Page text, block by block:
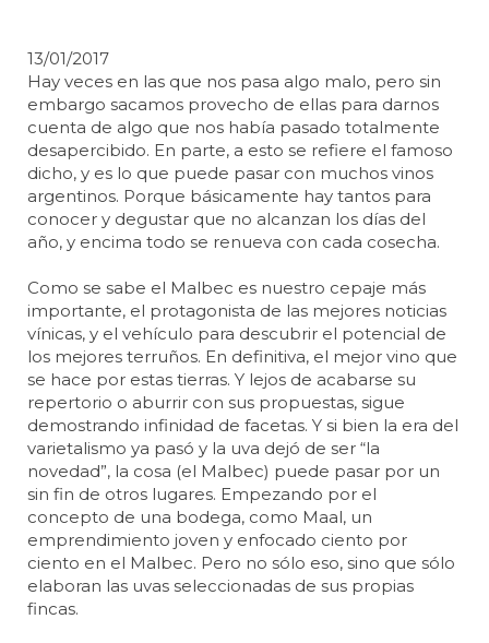
13/01/2017
Hay veces en las que nos pasa algo malo, pero sin
embargo sacamos provecho de ellas para darnos
cuenta de algo que nos había pasado totalmente
desapercibido. En parte, a esto se refiere el famoso
dicho, y es lo que puede pasar con muchos vinos
argentinos. Porque básicamente hay tantos para
conocer y degustar que no alcanzan los días del
año, y encima todo se renueva con cada cosecha.
Como se sabe el Malbec es nuestro cepaje más
importante, el protagonista de las mejores noticias
vínicas, y el vehículo para descubrir el potencial de
los mejores terruños. En definitiva, el mejor vino que
se hace por estas tierras. Y lejos de acabarse su
repertorio o aburrir con sus propuestas, sigue
demostrando infinidad de facetas. Y si bien la era del
varietalismo ya pasó y la uva dejó de ser “la
novedad”, la cosa (el Malbec) puede pasar por un
sin fin de otros lugares. Empezando por el
concepto de una bodega, como Maal, un
emprendimiento joven y enfocado ciento por
ciento en el Malbec. Pero no sólo eso, sino que sólo
elaboran las uvas seleccionadas de sus propias
fincas.